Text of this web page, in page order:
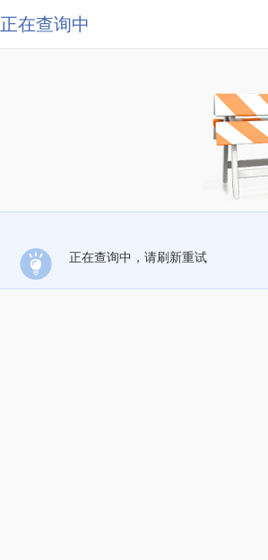
正在查询中
正在查询中，请刷新重试